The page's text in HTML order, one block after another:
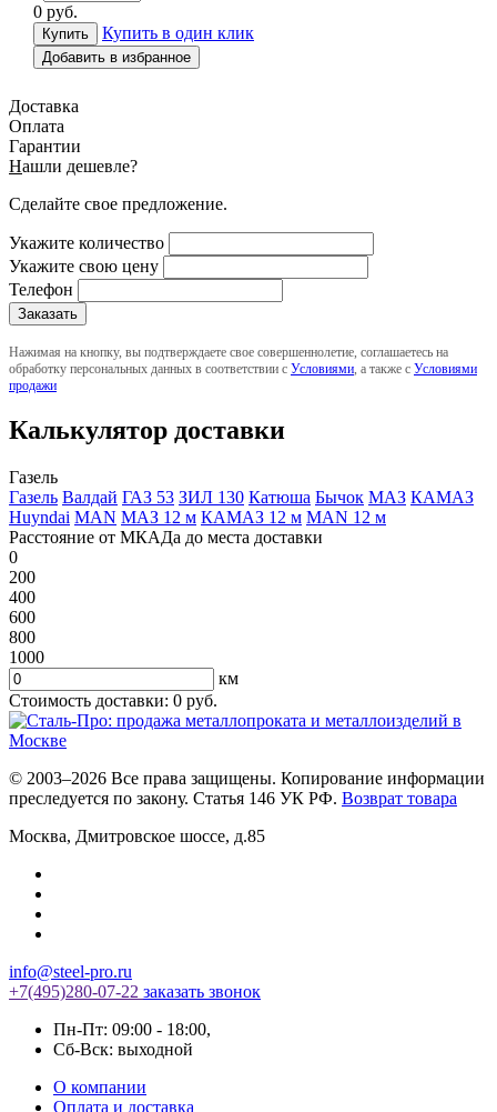
0 руб.
Купить в один клик
Добавить в избранное
Доставка
Оплата
Гарантии
Нашли дешевле?
Сделайте свое предложение.
Укажите количество
Укажите свою цену
Телефон
Нажимая на кнопку, вы подтверждаете свое совершеннолетие, соглашаетесь на
обработку персональных данных в соответствии с Условиями , а также с Условиями
продажи
Калькулятор доставки
Газель
Газель Валдай ГАЗ 53 ЗИЛ 130 Катюша Бычок МАЗ КАМАЗ
Huyndai MAN МАЗ 12 м КАМАЗ 12 м MAN 12 м
Расстояние от МКАДа до места доставки
0
200
400
600
800
1000
км
Стоимость доставки: 0 руб.
© 2003–2026 Все права защищены. Копирование информации
преследуется по закону. Статья 146 УК РФ. Возврат товара
Москва, Дмитровское шоссе, д.85
info@steel-pro.ru
+7(495)280-07-22 заказать звонок
Пн-Пт: 09:00 - 18:00,
Cб-Вск: выходной
О компании
Оплата и доставка